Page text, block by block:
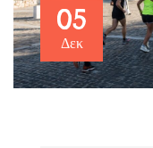
05
Δεκ